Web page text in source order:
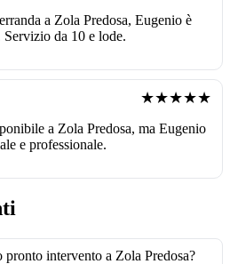
a Zola Predosa, Eugenio è
Servizio da 10 e lode.
★★★★★
a Zola Predosa, ma Eugenio
e professionale.
intervento a Zola Predosa?